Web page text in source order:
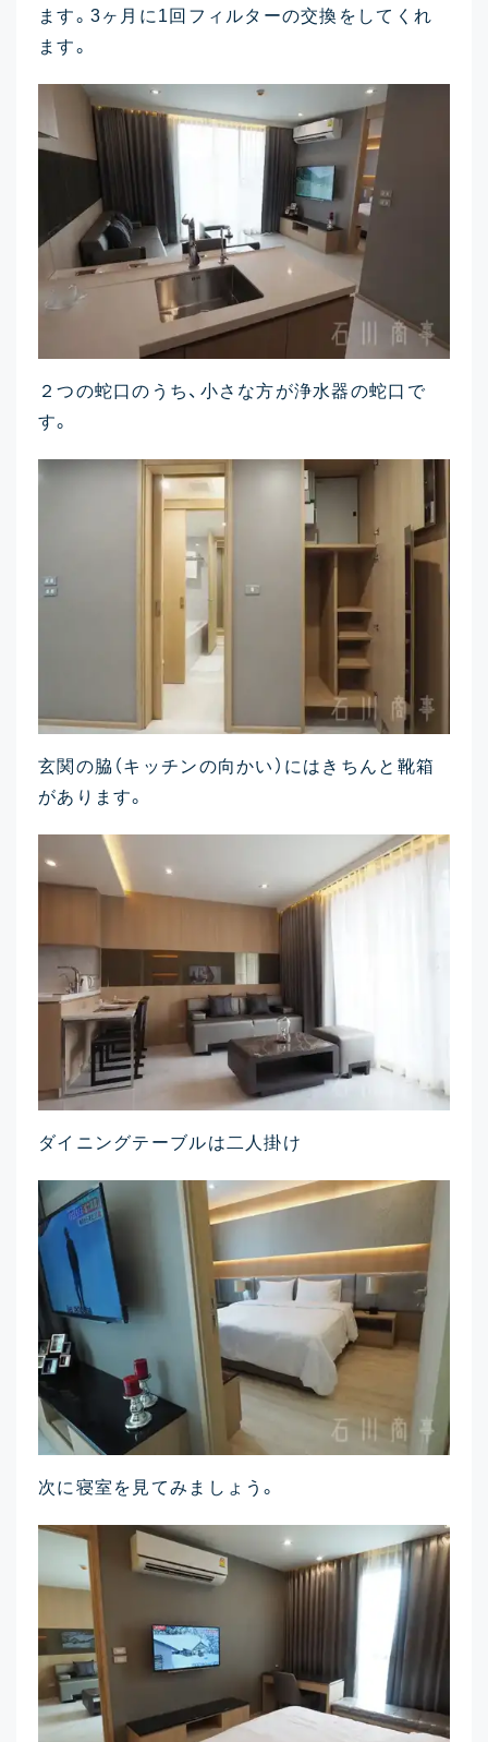
ます。3ヶ月に1回フィルターの交換をしてくれ
ます。
２つの蛇口のうち、小さな方が浄水器の蛇口で
す。
玄関の脇（キッチンの向かい）にはきちんと靴箱
があります。
ダイニングテーブルは二人掛け
次に寝室を見てみましょう。